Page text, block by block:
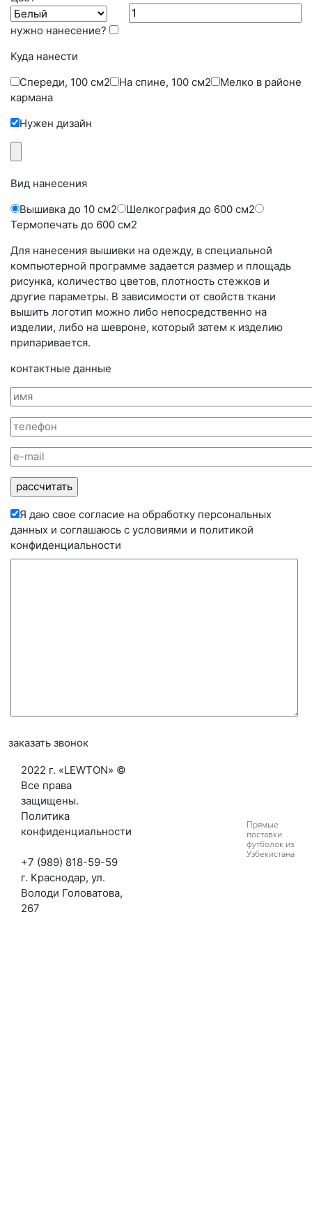
нужно нанесение?
Куда нанести
Cпереди, 100 см2
На спине, 100 см2
Мелко в районе
кармана
Нужен дизайн
Вид нанесения
Вышивка до 10 см2
Шелкография до 600 см2
Термопечать до 600 см2
Для нанесения вышивки на одежду, в специальной
компьютерной программе задается размер и площадь
рисунка, количество цветов, плотность стежков и
другие параметры. В зависимости от свойств ткани
вышить логотип можно либо непосредственно на
изделии, либо на шевроне, который затем к изделию
припаривается.
контактные данные
Я даю свое согласие на обработку персональных
данных и соглашаюсь с условиями и политикой
конфиденциальности
заказать звонок
2022 г. «LEWTON» ©
Все права
защищены.
Политика
конфиденциальности
+7 (989) 818-59-59
г. Краснодар, ул.
Володи Головатова,
267
Прямые
поставки
футболок из
Узбекистана